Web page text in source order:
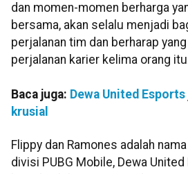
dan momen-momen berharga
bersama, akan selalu menjadi
perjalanan tim dan berharap
perjalanan karier kelima orang
Baca juga: Dewa United
krusial
Flippy dan Ramones adalah
divisi PUBG Mobile, Dewa